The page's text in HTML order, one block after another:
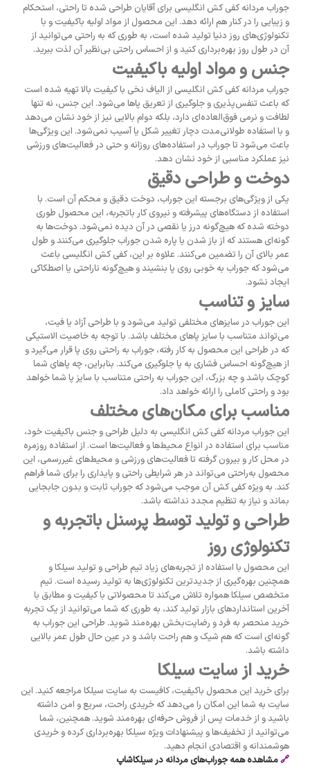
جوراب مردانه کفی کش انگلیسی برای آقایان طراحی شده تا راحتی، استحکام
و زیبایی را در کنار هم ارائه دهد. این محصول از مواد اولیه باکیفیت و با
تکنولوژی‌های روز دنیا تولید شده است، به طوری که به راحتی می‌توانید از
آن در طول روز بهره‌برداری کنید و از احساس راحتی بی‌نظیر آن لذت ببرید.
جنس و مواد اولیه باکیفیت
جوراب مردانه کفی کش انگلیسی از الیاف نخی با کیفیت بالا تهیه شده است
که باعث تنفس‌پذیری و جلوگیری از تعریق پاها می‌شود. این جنس، نه تنها
لطافت و نرمی فوق‌العاده‌ای دارد، بلکه دوام بالایی نیز از خود نشان می‌دهد
و با استفاده طولانی‌مدت دچار تغییر شکل یا آسیب نمی‌شود. این ویژگی‌ها
باعث می‌شود تا جوراب در استفاده‌های روزانه و حتی در فعالیت‌های ورزشی
نیز عملکرد مناسبی از خود نشان دهد.
دوخت و طراحی دقیق
یکی از ویژگی‌های برجسته این جوراب، دوخت دقیق و محکم آن است. با
استفاده از دستگاه‌های پیشرفته و نیروی کار باتجربه، این محصول طوری
دوخته شده که هیچ‌گونه درز یا نقصی در آن دیده نمی‌شود. دوخت‌ها به
گونه‌ای هستند که از باز شدن یا پاره شدن جوراب جلوگیری می‌کنند و طول
عمر بالای آن را تضمین می‌کنند. علاوه بر این، کفی کش انگلیسی باعث
می‌شود که جوراب به خوبی روی پا بنشیند و هیچ‌گونه ناراحتی یا اصطکاکی
ایجاد نشود.
سایز و تناسب
این جوراب در سایزهای مختلفی تولید می‌شود و با طراحی آزاد یا فیت،
می‌تواند متناسب با سایز پاهای مختلف باشد. با توجه به خاصیت الاستیکی
که در طراحی این محصول به کار رفته، جوراب به راحتی روی پا قرار می‌گیرد و
از هیچ‌گونه احساس فشاری به پا جلوگیری می‌کند. بنابراین، چه پاهای شما
کوچک باشد و چه بزرگ، این جوراب به راحتی متناسب با سایز پا شما خواهد
بود و راحتی کاملی را ارائه خواهد داد.
مناسب برای مکان‌های مختلف
این جوراب مردانه کفی کش انگلیسی به دلیل طراحی و جنس باکیفیت خود،
مناسب برای استفاده در انواع محیط‌ها و فعالیت‌ها است. از استفاده روزمره
در محل کار و بیرون گرفته تا فعالیت‌های ورزشی و محیط‌های غیررسمی، این
محصول به‌راحتی می‌تواند در هر شرایطی راحتی و پایداری را برای شما فراهم
کند. به ویژه کفی کش آن موجب می‌شود که جوراب ثابت و بدون جابجایی
بماند و نیاز به تنظیم مجدد نداشته باشد.
طراحی و تولید توسط پرسنل باتجربه و
تکنولوژی روز
این محصول با استفاده از تجربه‌های زیاد تیم طراحی و تولید سیلکا و
همچنین بهره‌گیری از جدیدترین تکنولوژی‌ها به تولید رسیده است. تیم
متخصص سیلکا همواره تلاش می‌کند تا محصولاتی با کیفیت و مطابق با
آخرین استانداردهای بازار تولید کند، به طوری که شما می‌توانید از یک تجربه
خرید منحصر به فرد و رضایت‌بخش بهره‌مند شوید. طراحی این جوراب به
گونه‌ای است که هم شیک و هم راحت باشد و در عین حال طول عمر بالایی
داشته باشد.
خرید از سایت سیلکا
برای خرید این محصول باکیفیت، کافیست به سایت سیلکا مراجعه کنید. این
سایت به شما این امکان را می‌دهد که خریدی راحت، سریع و امن داشته
باشید و از خدمات پس از فروش حرفه‌ای بهره‌مند شوید. همچنین، شما
می‌توانید از تخفیف‌ها و پیشنهادات ویژه سیلکا بهره‌برداری کرده و خریدی
هوشمندانه و اقتصادی انجام دهید.
🔗مشاهده همه جوراب‌های مردانه در سیلکاشاپ